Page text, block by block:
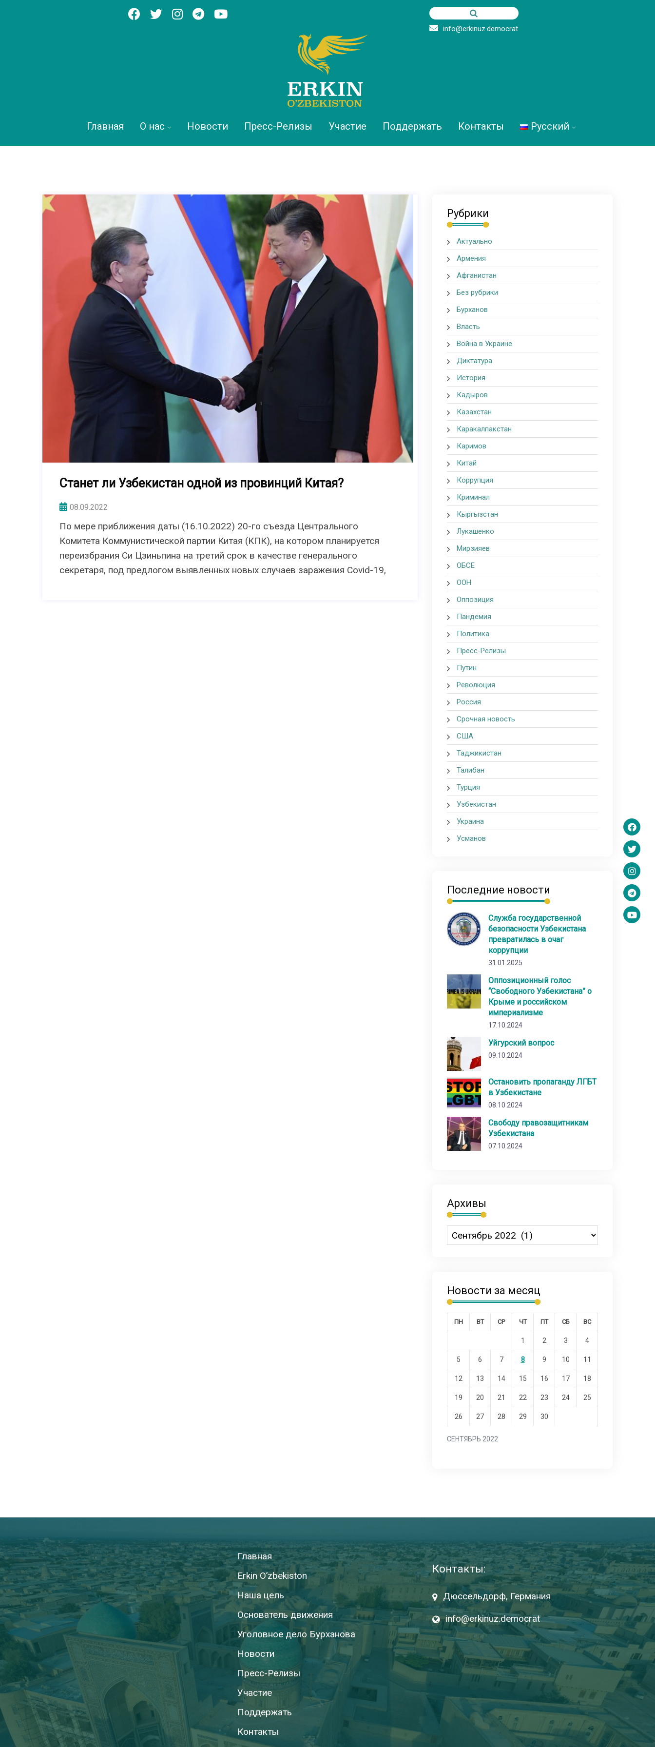
info@erkinuz.democrat
Главная О нас Новости Пресс-Релизы Участие Поддержать Контакты Русский
Станет ли Узбекистан одной из провинций Китая?
08.09.2022
По мере приближения даты (16.10.2022) 20-го съезда Центрального
Комитета Коммунистической партии Китая (КПК), на котором планируется
переизбрания Си Цзиньпина на третий срок в качестве генерального
секретаря, под предлогом выявленных новых случаев заражения Covid-19,
Рубрики
Актуально
Армения
Афганистан
Без рубрики
Бурханов
Власть
Война в Украине
Диктатура
История
Кадыров
Казахстан
Каракалпакстан
Каримов
Китай
Коррупция
Криминал
Кыргызстан
Лукашенко
Мирзияев
ОБСЕ
ООН
Оппозиция
Пандемия
Политика
Пресс-Релизы
Путин
Революция
Россия
Срочная новость
США
Таджикистан
Талибан
Турция
Узбекистан
Украина
Усманов
Последние новости
Служба государственной
безопасности Узбекистана
превратилась в очаг
коррупции
31.01.2025
Оппозиционный голос
“Свободного Узбекистана” о
Крыме и российском
империализме
17.10.2024
Уйгурский вопрос
09.10.2024
Остановить пропаганду ЛГБТ
в Узбекистане
08.10.2024
Свободу правозащитникам
Узбекистана
07.10.2024
Архивы
Новости за месяц
СЕНТЯБРЬ 2022
ПН ВТ СР ЧТ ПТ СБ ВС
1 2 3 4
5 6 7 8 9 10 11
12 13 14 15 16 17 18
19 20 21 22 23 24 25
26 27 28 29 30
Главная
Erkin O’zbekiston
Наша цель
Основатель движения
Уголовное дело Бурханова
Новости
Пресс-Релизы
Участие
Поддержать
Контакты
Контакты:
Дюссельдорф, Германия
info@erkinuz.democrat